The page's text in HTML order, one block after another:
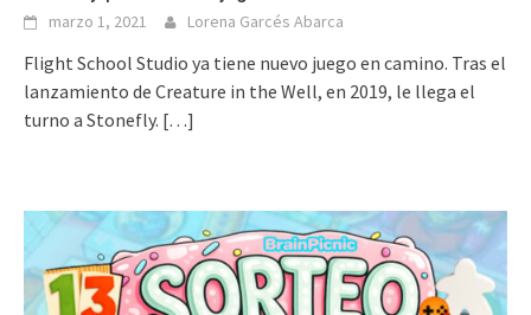
marzo 1, 2021 Lorena Garcés Abarca
Flight School Studio ya tiene nuevo juego en camino. Tras el
lanzamiento de Creature in the Well, en 2019, le llega el
turno a Stonefly. […]